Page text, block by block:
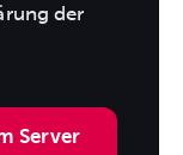
der
Server